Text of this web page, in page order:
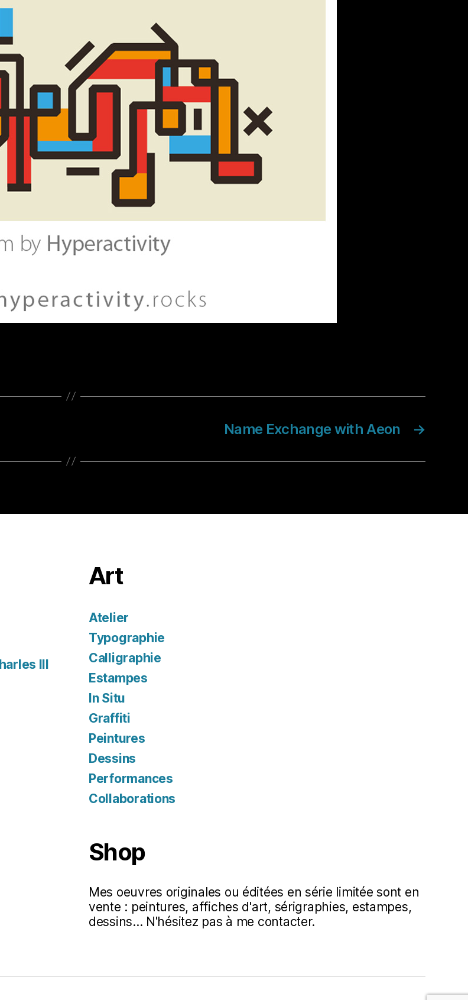
→
Name Exchange with Aeon
III
Art
Atelier
Typographie
Calligraphie
Estampes
In Situ
Graffiti
Peintures
Dessins
Performances
Collaborations
Shop
Mes oeuvres originales ou éditées en série limitée sont en
vente : peintures, affiches d'art, sérigraphies, estampes,
dessins... N'hésitez pas à me contacter.